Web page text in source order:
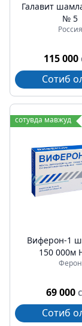
Галавит
№ 5
Россия
115 000
Сотиб
сотувда мавжуд
Виферон-1
150 000м
Ферон
69 000
Сотиб